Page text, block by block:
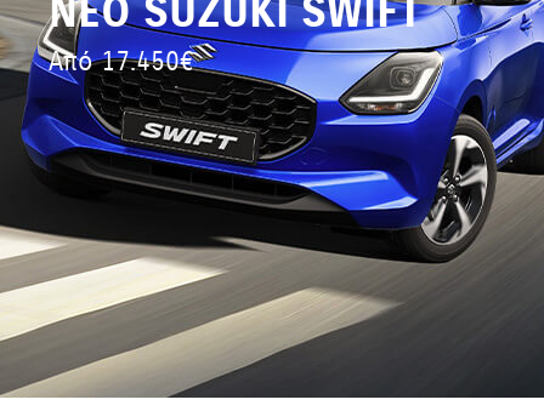
ΝΕΟ SUZUKI SWIFT
Από 17.450€